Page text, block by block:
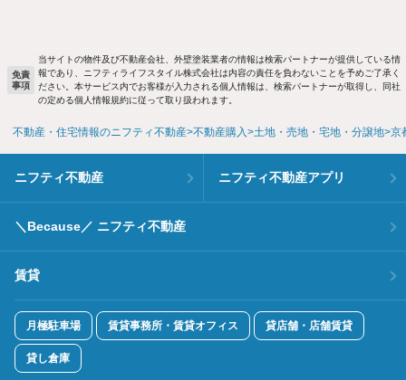
免責
事項
当サイトの物件及び不動産会社、外壁塗装業者の情報は検索パートナーが提供している情
報であり、ニフティライフスタイル株式会社は内容の責任を負わないことを予めご了承く
ださい。本サービス内でお客様が入力される個人情報は、検索パートナーが取得し、同社
の定める個人情報規約に従って取り扱われます。
不動産・住宅情報のニフティ不動産 不動産購入 土地・売地・宅地・分譲地 京
ニフティ不動産 ニフティ不動産アプリ
＼Because／ ニフティ不動産
賃貸
月極駐車場 賃貸事務所・賃貸オフィス 貸店舗・店舗賃貸
貸し倉庫